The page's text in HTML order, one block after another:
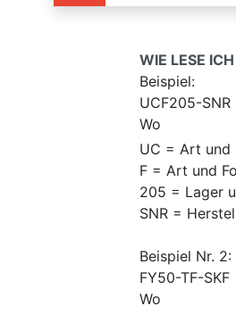
WIE LESE
Beispiel:
UCF205-SNR
Wo
UC = Art und
F = Art und
205 = Lager
SNR =
Beispiel Nr. 2:
FY50-TF-SKF
Wo